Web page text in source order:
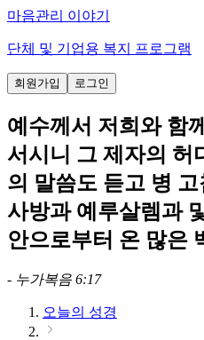
마음관리 이야기
단체 및 기업용 복지 프로그램
회원가입 로그인
예수께서 저희와 함
서시니 그 제자의 허
의 말씀도 듣고 병
사방과 예루살렘과
안으로부터 온 많은
- 누가복음 6:17
오늘의 성경